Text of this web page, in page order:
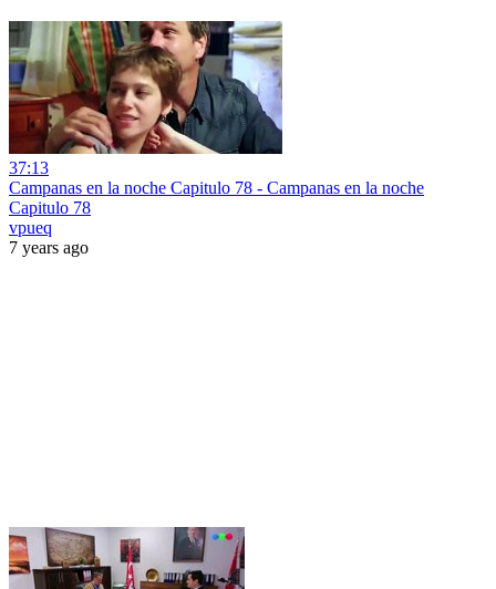
37:13
Campanas en la noche Capitulo 78 - Campanas en la noche
Capitulo 78
vpueq
7 years ago